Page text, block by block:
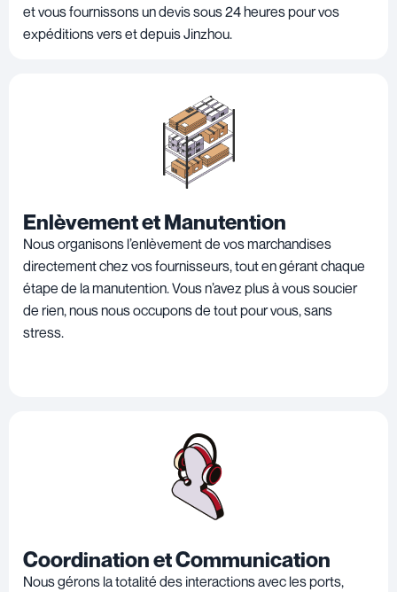
et vous fournissons un devis sous 24 heures pour vos
expéditions vers et depuis Jinzhou.
Enlèvement et Manutention
Nous organisons l’enlèvement de vos marchandises
directement chez vos fournisseurs, tout en gérant chaque
étape de la manutention. Vous n’avez plus à vous soucier
de rien, nous nous occupons de tout pour vous, sans
stress.
Coordination et Communication
Nous gérons la totalité des interactions avec les ports,